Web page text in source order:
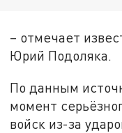
– отмечает
Юрий Подоляка.
По данным
момент
войск из-за